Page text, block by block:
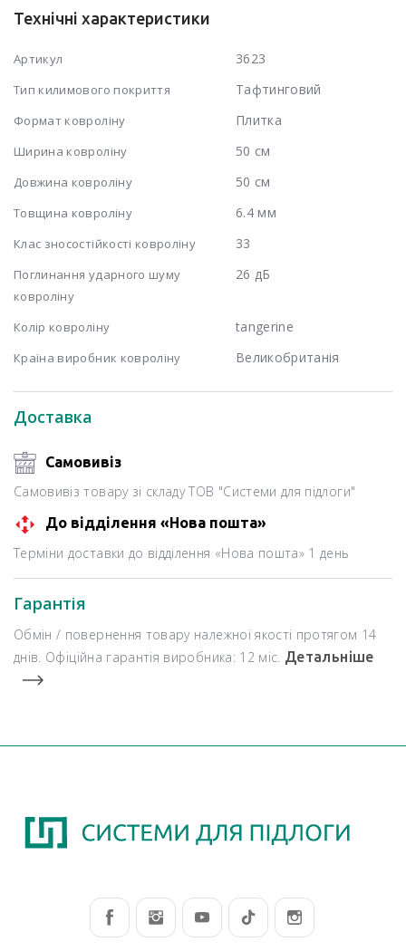
Доставка
Самовивіз
Самовивіз товару зі складу ТОВ "Системи для підлоги"
До відділення «Нова пошта»
Терміни доставки до відділення «Нова пошта» 1 день
Гарантія
Обмін / повернення товару належної якості протягом 14
днів. Офіційна гарантія виробника: 12 міс. Детальніше
Технічні характеристики
Артикул 3623
Тип килимового покриття Тафтинговий
Формат ковроліну Плитка
Ширина ковроліну 50 см
Довжина ковроліну 50 см
Товщина ковроліну 6.4 мм
Клас зносостійкості ковроліну 33
Поглинання ударного шуму
ковроліну
26 дБ
Колір ковроліну tangerine
Країна виробник ковроліну Великобританія